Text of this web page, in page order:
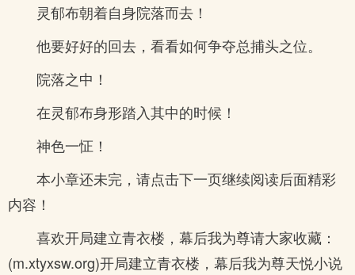
灵郁布朝着自身院落而去！
他要好好的回去，看看如何争夺总捕头之位。
院落之中！
在灵郁布身形踏入其中的时候！
神色一怔！
本小章还未完，请点击下一页继续阅读后面精彩
内容！
喜欢开局建立青衣楼，幕后我为尊请大家收藏：
(m.xtyxsw.org)开局建立青衣楼，幕后我为尊天悦小说